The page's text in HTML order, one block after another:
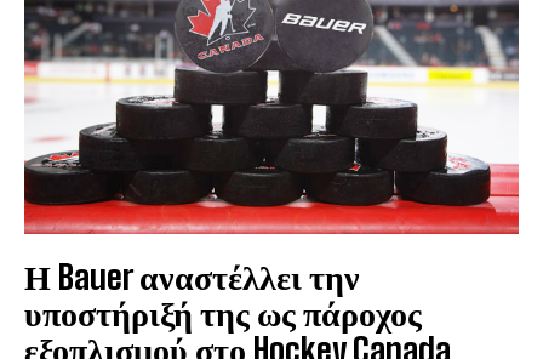
Η Bauer αναστέλλει την
υποστήριξή της ως πάροχος
εξοπλισμού στο Hockey Canada